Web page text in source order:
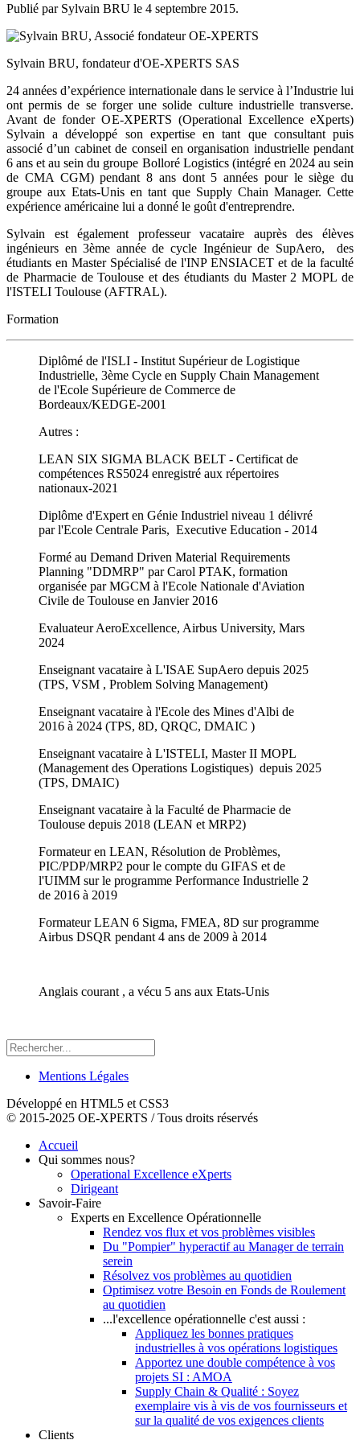
Publié par Sylvain BRU le 4 septembre 2015.
Sylvain BRU, fondateur d'OE-XPERTS SAS
24 années d’expérience internationale dans le service à l’Industrie lui
ont permis de se forger une solide culture industrielle transverse.
Avant de fonder OE-XPERTS (Operational Excellence eXperts)
Sylvain a développé son expertise en tant que consultant puis
associé d’un cabinet de conseil en organisation industrielle pendant
6 ans et au sein du groupe Bolloré Logistics (intégré en 2024 au sein
de CMA CGM) pendant 8 ans dont 5 années pour le siège du
groupe aux Etats-Unis en tant que Supply Chain Manager. Cette
expérience américaine lui a donné le goût d'entreprendre.
Sylvain est également professeur vacataire auprès des élèves
ingénieurs en 3ème année de cycle Ingénieur de SupAero, des
étudiants en Master Spécialisé de l'INP ENSIACET et de la faculté
de Pharmacie de Toulouse et des étudiants du Master 2 MOPL de
l'ISTELI Toulouse (AFTRAL).
Formation
Diplômé de l'ISLI - Institut Supérieur de Logistique
Industrielle, 3ème Cycle en Supply Chain Management
de l'Ecole Supérieure de Commerce de
Bordeaux/KEDGE-2001
Autres :
LEAN SIX SIGMA BLACK BELT - Certificat de
compétences RS5024 enregistré aux répertoires
nationaux-2021
Diplôme d'Expert en Génie Industriel niveau 1 délivré
par l'Ecole Centrale Paris, Executive Education - 2014
Formé au Demand Driven Material Requirements
Planning "DDMRP" par Carol PTAK, formation
organisée par MGCM à l'Ecole Nationale d'Aviation
Civile de Toulouse en Janvier 2016
Evaluateur AeroExcellence, Airbus University, Mars
2024
Enseignant vacataire à L'ISAE SupAero depuis 2025
(TPS, VSM , Problem Solving Management)
Enseignant vacataire à l'Ecole des Mines d'Albi de
2016 à 2024 (TPS, 8D, QRQC, DMAIC )
Enseignant vacataire à L'ISTELI, Master II MOPL
(Management des Operations Logistiques) depuis 2025
(TPS, DMAIC)
Enseignant vacataire à la Faculté de Pharmacie de
Toulouse depuis 2018 (LEAN et MRP2)
Formateur en LEAN, Résolution de Problèmes,
PIC/PDP/MRP2 pour le compte du GIFAS et de
l'UIMM sur le programme Performance Industrielle 2
de 2016 à 2019
Formateur LEAN 6 Sigma, FMEA, 8D sur programme
Airbus DSQR pendant 4 ans de 2009 à 2014
Anglais courant , a vécu 5 ans aux Etats-Unis
Mentions Légales
Développé en HTML5 et CSS3
© 2015-2025 OE-XPERTS / Tous droits réservés
Accueil
Qui sommes nous?
Operational Excellence eXperts
Dirigeant
Savoir-Faire
Experts en Excellence Opérationnelle
Rendez vos flux et vos problèmes visibles
Du "Pompier" hyperactif au Manager de terrain
serein
Résolvez vos problèmes au quotidien
Optimisez votre Besoin en Fonds de Roulement
au quotidien
...l'excellence opérationnelle c'est aussi :
Appliquez les bonnes pratiques
industrielles à vos opérations logistiques
Apportez une double compétence à vos
projets SI : AMOA
Supply Chain & Qualité : Soyez
exemplaire vis à vis de vos fournisseurs et
sur la qualité de vos exigences clients
Clients